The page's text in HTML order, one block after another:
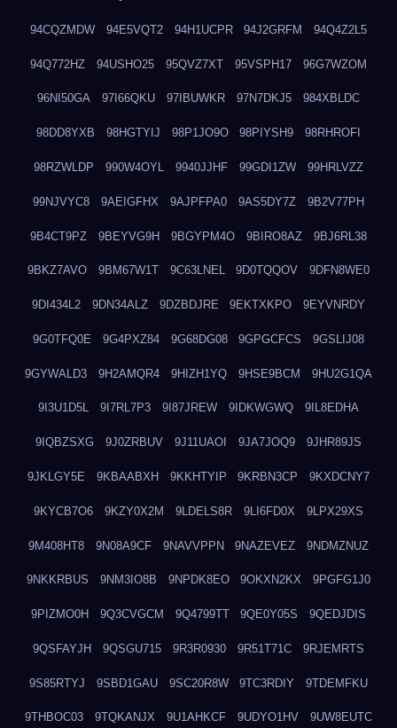
94CQZMDW 94E5VQT2 94H1UCPR 94J2GRFM 94Q4Z2L5
94Q772HZ 94USHO25 95QVZ7XT 95VSPH17 96G7WZOM
96NI50GA 97I66QKU 97IBUWKR 97N7DKJ5 984XBLDC
98DD8YXB 98HGTYIJ 98P1JO9O 98PIYSH9 98RHROFI
98RZWLDP 990W4OYL 9940JJHF 99GDI1ZW 99HRLVZZ
99NJVYC8 9AEIGFHX 9AJPFPA0 9AS5DY7Z 9B2V77PH
9B4CT9PZ 9BEYVG9H 9BGYPM4O 9BIRO8AZ 9BJ6RL38
9BKZ7AVO 9BM67W1T 9C63LNEL 9D0TQQOV 9DFN8WE0
9DI434L2 9DN34ALZ 9DZBDJRE 9EKTXKPO 9EYVNRDY
9G0TFQ0E 9G4PXZ84 9G68DG08 9GPGCFCS 9GSLIJ08
9GYWALD3 9H2AMQR4 9HIZH1YQ 9HSE9BCM 9HU2G1QA
9I3U1D5L 9I7RL7P3 9I87JREW 9IDKWGWQ 9IL8EDHA
9IQBZSXG 9J0ZRBUV 9J11UAOI 9JA7JOQ9 9JHR89JS
9JKLGY5E 9KBAABXH 9KKHTYIP 9KRBN3CP 9KXDCNY7
9KYCB7O6 9KZY0X2M 9LDELS8R 9LI6FD0X 9LPX29XS
9M408HT8 9N08A9CF 9NAVVPPN 9NAZEVEZ 9NDMZNUZ
9NKKRBUS 9NM3IO8B 9NPDK8EO 9OKXN2KX 9PGFG1J0
9PIZMO0H 9Q3CVGCM 9Q4799TT 9QE0Y05S 9QEDJDIS
9QSFAYJH 9QSGU715 9R3R0930 9R51T71C 9RJEMRTS
9S85RTYJ 9SBD1GAU 9SC20R8W 9TC3RDIY 9TDEMFKU
9THBOC03 9TQKANJX 9U1AHKCF 9UDYO1HV 9UW8EUTC